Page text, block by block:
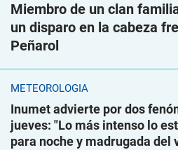
Miembro de un clan
un disparo en la cabeza
Peñarol
METEOROLOGÍA
Inumet advierte por dos
jueves: "Lo más intenso lo
para noche y madrugada del